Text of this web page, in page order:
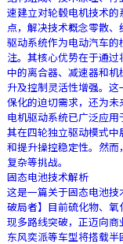
速建立对轮毂电机技术
点，解决技术概念零散
驱动系统作为电动汽车
注。其核心优势在于通
中的离合器、减速器和
升及控制灵活性增强。
保化的迫切需求，还为
电机驱动系统已广泛应用
其在四轮独立驱动模式
和提升操控稳定性。然
复杂等挑战。
固态电池技术解析
这是一篇关于固态电池
破局者】目前硫化物、
现多路线突破，正迈向商
东风奕派等车型将搭载